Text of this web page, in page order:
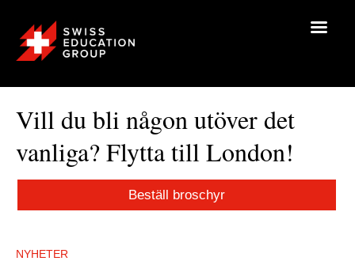
Vill du bli någon utöver det
vanliga? Flytta till London!
Beställ broschyr
NYHETER